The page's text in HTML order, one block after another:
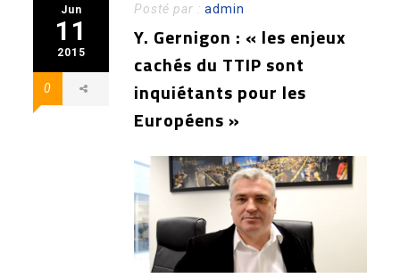
Jun
11
2015
0
Posté par :admin
Y. Gernigon : « les enjeux
cachés du TTIP sont
inquiétants pour les
Européens »